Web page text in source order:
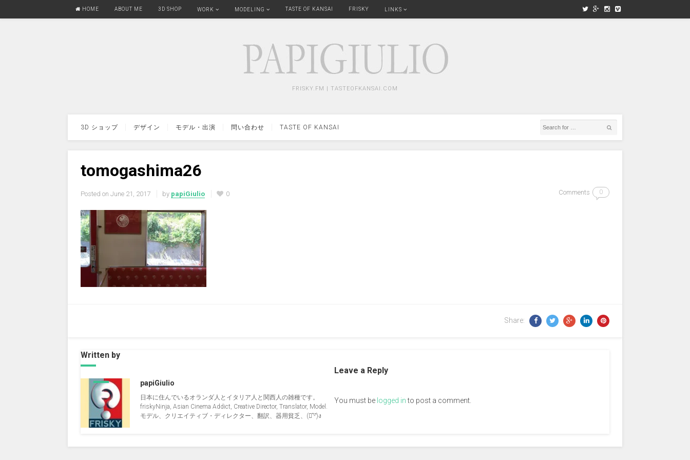
HOME ABOUT ME 3D SHOP WORK MODELING TASTE OF KANSAI FRISKY LINKS
FRISKY.FM | TASTEOFKANSAI.COM
3D ショップ デザイン モデル・出演 問い合わせ TASTE OF KANSAI
tomogashima26
Posted on June 21, 2017 by papiGiulio 0 Comments 0
Share:
Written by
papiGiulio
日本に住んでいるオランダ人とイタリア人と関西人の雑種です。
friskyNinja, Asian Cinema Addict, Creative Director, Translator, Model.
モデル、クリエイティブ・ディレクター、翻訳、器用貧乏、(ง︡'-'︠)ง
Leave a Reply
You must be logged into post a comment.